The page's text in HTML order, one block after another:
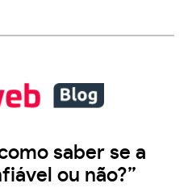
saber se a
ou não?”